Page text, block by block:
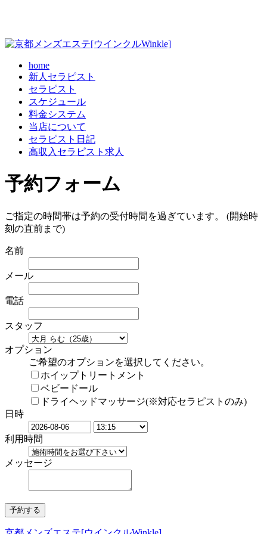
home
新人セラピスト
セラピスト
スケジュール
料金システム
当店について
セラピスト日記
高収入セラピスト求人
予約フォーム
ご指定の時間帯は予約の受付時間を過ぎています。 (開始時
刻の直前まで)
名前
メール
電話
スタッフ
オプション
ご希望のオプションを選択してください。
ホイップトリートメント
ベビードール
ドライヘッドマッサージ(※対応セラピストのみ)
日時
利用時間
メッセージ